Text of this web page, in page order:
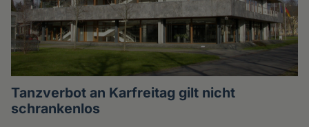
Tanzverbot an Karfreitag gilt nicht
schrankenlos